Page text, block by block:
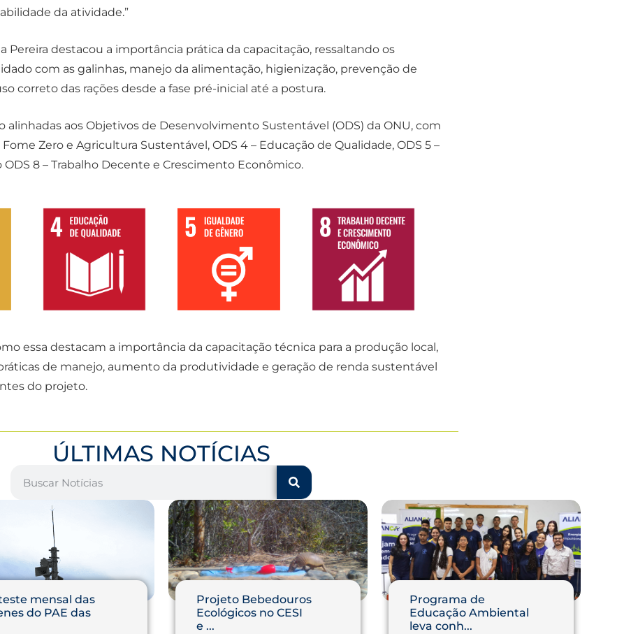
da atividade.”
Pereira destacou a importância prática da capacitação, ressaltando os
com as galinhas, manejo da alimentação, higienização, prevenção de
correto das rações desde a fase pré-inicial até a postura.
alinhadas aos Objetivos de Desenvolvimento Sustentável (ODS) da ONU, com
Zero e Agricultura Sustentável, ODS 4 – Educação de Qualidade, ODS 5 –
8 – Trabalho Decente e Crescimento Econômico.
essa destacam a importância da capacitação técnica para a produção local,
de manejo, aumento da produtividade e geração de renda sustentável
do projeto.
ÚLTIMAS NOTÍCIAS
mensal das
do PAE das
Projeto Bebedouros
Ecológicos no CESI
e ...
Programa de
Educação Ambiental
leva conh...